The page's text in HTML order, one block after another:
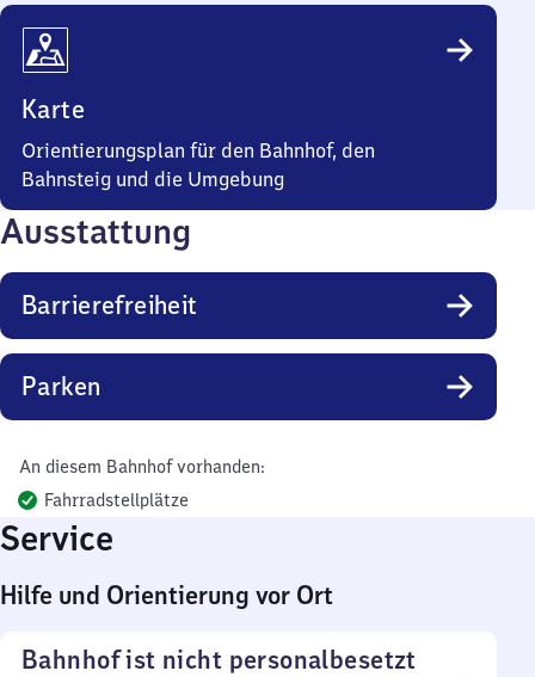
Karte
Orientierungsplan für den Bahnhof, den
Bahnsteig und die Umgebung
Ausstattung
Barrierefreiheit
Parken
An diesem Bahnhof vorhanden:
Fahrradstellplätze
Service
Hilfe und Orientierung vor Ort
Bahnhof ist nicht personalbesetzt